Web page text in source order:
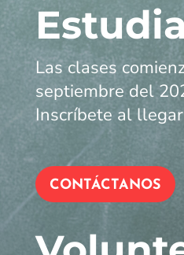
Las clases
septiembre del
Inscríbete al
CONTÁCTANOS